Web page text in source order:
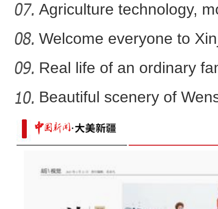
新疆春天的节日：
Agriculture technology,
promote
Welcome everyone to
mem
Real life of an ordinary
Beautiful scenery of
in